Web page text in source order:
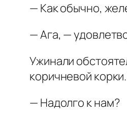
— Как обычно,
— Ага, —
Ужинали
коричневой
— Надолго к нам?